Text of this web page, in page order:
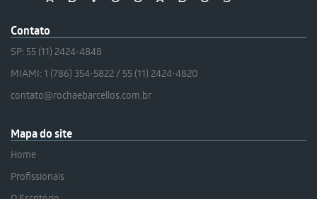
Contato
SP: 55 (11) 2424-4848
MIAMI: 1 (786) 354-5822 / 55 (11) 2424-4820
contato@rochaebarcellos.com.br
Mapa do site
Home
Profissionais